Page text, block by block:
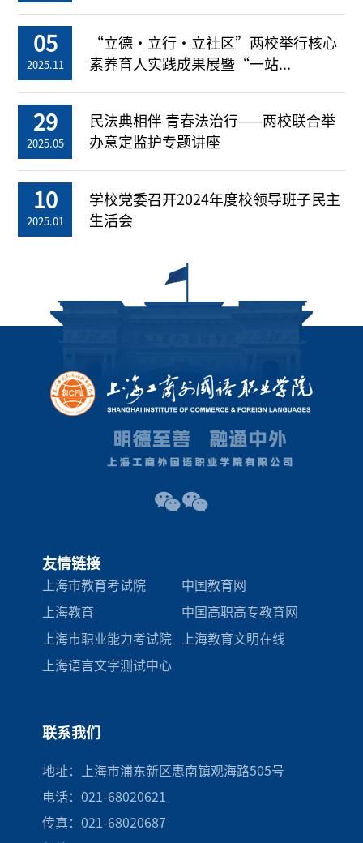
05
2025.11
“立德・立行・立社区”两校举行核心
素养育人实践成果展暨“一站...
29
2025.05
民法典相伴 青春法治行——两校联合举
办意定监护专题讲座
10
2025.01
学校党委召开2024年度校领导班子民主
生活会
友情链接
上海市教育考试院 中国教育网
上海教育 中国高职高专教育网
上海市职业能力考试院 上海教育文明在线
上海语言文字测试中心
联系我们
地址：上海市浦东新区惠南镇观海路505号
电话：021-68020621
传真：021-68020687